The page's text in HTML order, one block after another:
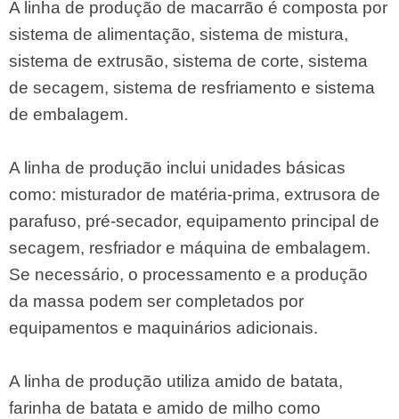
A linha de produção de macarrão é composta por
sistema de alimentação, sistema de mistura,
sistema de extrusão, sistema de corte, sistema
de secagem, sistema de resfriamento e sistema
de embalagem.
A linha de produção inclui unidades básicas
como: misturador de matéria-prima, extrusora de
parafuso, pré-secador, equipamento principal de
secagem, resfriador e máquina de embalagem.
Se necessário, o processamento e a produção
da massa podem ser completados por
equipamentos e maquinários adicionais.
A linha de produção utiliza amido de batata,
farinha de batata e amido de milho como